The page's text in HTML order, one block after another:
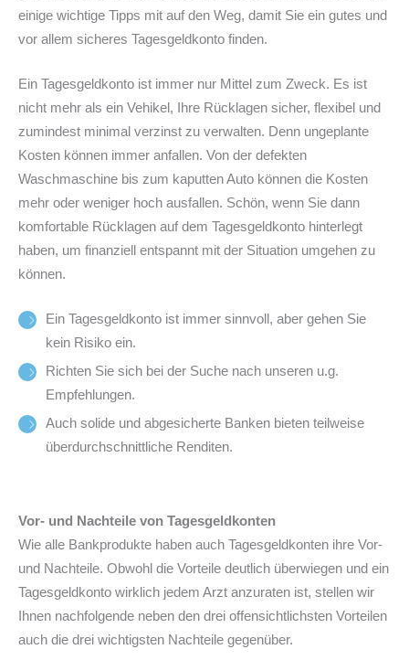
einige wichtige Tipps mit auf den Weg, damit Sie ein gutes und
vor allem sicheres Tagesgeldkonto finden.
Ein Tagesgeldkonto ist immer nur Mittel zum Zweck. Es ist
nicht mehr als ein Vehikel, Ihre Rücklagen sicher, flexibel und
zumindest minimal verzinst zu verwalten. Denn ungeplante
Kosten können immer anfallen. Von der defekten
Waschmaschine bis zum kaputten Auto können die Kosten
mehr oder weniger hoch ausfallen. Schön, wenn Sie dann
komfortable Rücklagen auf dem Tagesgeldkonto hinterlegt
haben, um finanziell entspannt mit der Situation umgehen zu
können.
Ein Tagesgeldkonto ist immer sinnvoll, aber gehen Sie
kein Risiko ein.
Richten Sie sich bei der Suche nach unseren u.g.
Empfehlungen.
Auch solide und abgesicherte Banken bieten teilweise
überdurchschnittliche Renditen.
Vor- und Nachteile von Tagesgeldkonten
Wie alle Bankprodukte haben auch Tagesgeldkonten ihre Vor-
und Nachteile. Obwohl die Vorteile deutlich überwiegen und ein
Tagesgeldkonto wirklich jedem Arzt anzuraten ist, stellen wir
Ihnen nachfolgende neben den drei offensichtlichsten Vorteilen
auch die drei wichtigsten Nachteile gegenüber.